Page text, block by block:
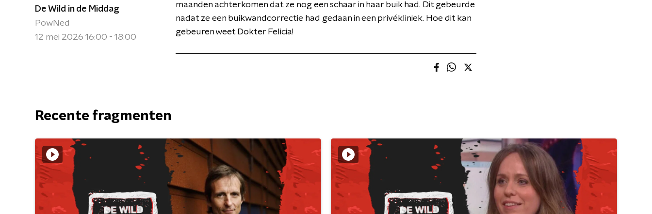
De Wild in de Middag
PowNed
12 mei 2026 16:00 - 18:00
maanden achterkomen dat ze nog een schaar in haar buik had. Dit gebeurde
nadat ze een buikwandcorrectie had gedaan in een privékliniek. Hoe dit kan
gebeuren weet Dokter Felicia!
Recente fragmenten